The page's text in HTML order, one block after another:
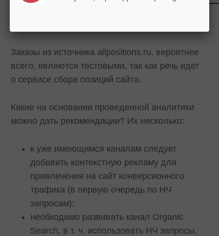
Заказы из источника allpositions.ru, вероятнее
всего, являются тестовыми, так как речь идет
о сервисе сбора позиций сайта.
Какие на основании проведенной аналитики
можно дать рекомендации? Их несколько:
к уже имеющимся каналам следует
добавить контекстную рекламу для
привлечения на сайт конверсионного
трафика (в первую очередь по НЧ
запросам);
необходимо развивать канал Organic
Search, в т. ч. использовать НЧ запросы,